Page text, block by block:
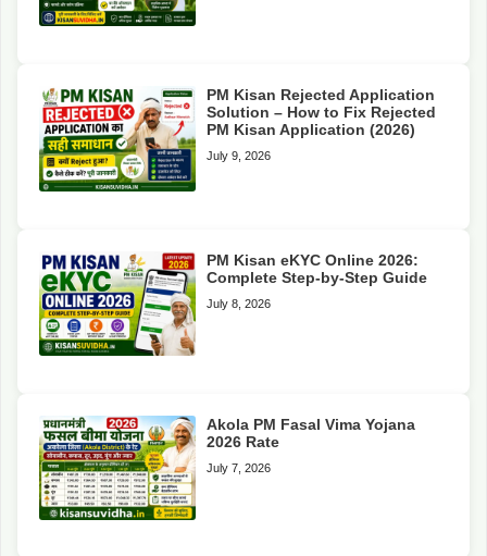
PM Kisan Rejected Application
Solution – How to Fix Rejected
PM Kisan Application (2026)
July 9, 2026
PM Kisan eKYC Online 2026:
Complete Step-by-Step Guide
July 8, 2026
Akola PM Fasal Vima Yojana
2026 Rate
July 7, 2026